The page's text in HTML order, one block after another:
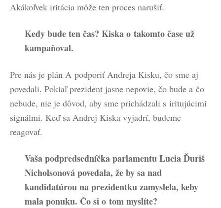
Akákoľvek iritácia môže ten proces narušiť.
Kedy bude ten čas? Kiska o takomto čase už
kampaňoval.
Pre nás je plán A podporiť Andreja Kisku, čo sme aj
povedali. Pokiaľ prezident jasne nepovie, čo bude a čo
nebude, nie je dôvod, aby sme prichádzali s iritujúcimi
signálmi. Keď sa Andrej Kiska vyjadrí, budeme
reagovať.
Vaša podpredsedníčka parlamentu Lucia Ďuriš
Nicholsonová povedala, že by sa nad
kandidatúrou na prezidentku zamyslela, keby
mala ponuku. Čo si o tom myslíte?